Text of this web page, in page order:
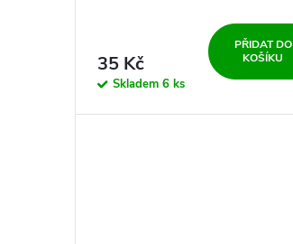
35 Kč
Skladem 6 ks
PŘIDAT DO
KOŠÍKU